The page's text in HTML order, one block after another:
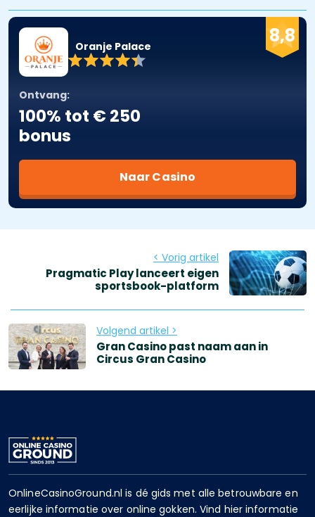
8,8
Oranje Palace
Ontvang:
100% tot € 250
bonus
Naar Casino
< Vorig artikel
Pragmatic Play lanceert eigen
sportsbook-platform
Volgend artikel >
Gran Casino past naam aan in
Circus Gran Casino
OnlineCasinoGround.nl is dé gids met alle betrouwbare en
eerlijke informatie over online gokken. Vind hier informatie